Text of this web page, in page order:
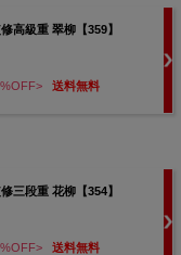
高級重 翠柳【359】
送料無料
三段重 花柳【354】
送料無料